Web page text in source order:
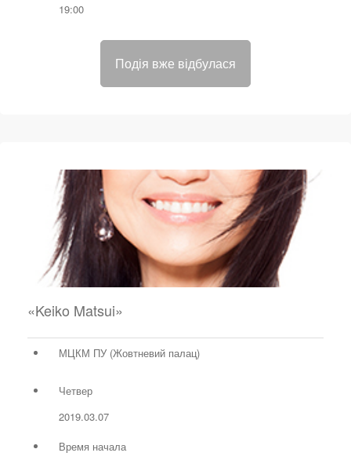
19:00
Подія вже відбулася
«Keiko Matsui»
МЦКМ ПУ (Жовтневий палац)
Четвер
2019.03.07
Время начала